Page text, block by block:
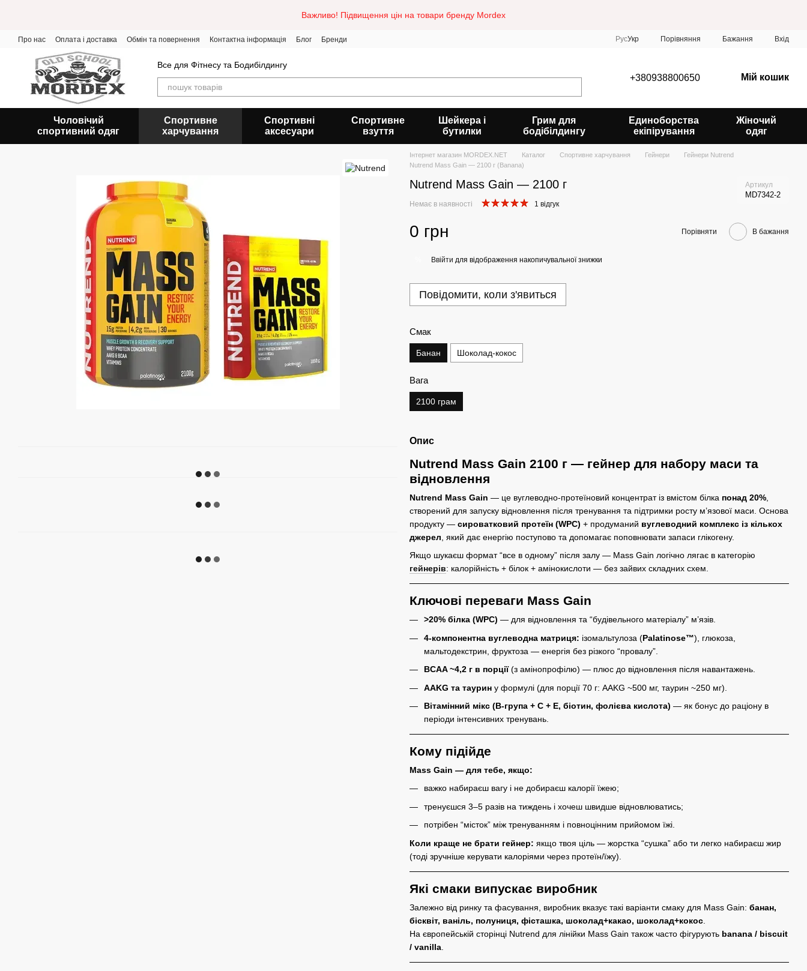
Важливо! Підвищення цін на товари бренду Mordex
Про нас Оплата і доставка Обмін та повернення Контактна інформація Блог Бренди РусУкр Порівняння Бажання Вхід
Все для Фітнесу та Бодибілдингу
+380938800650 Мій кошик
Чоловічий
спортивний одяг
Спортивне
харчування
Спортивні
аксесуари
Спортивне
взуття
Шейкера і
бутилки
Грим для
бодібілдингу
Единоборства
екіпірування
Жіночий
одяг
Інтернет магазин MORDEX.NET Каталог Спортивне харчування Гейнери
Гейнери Nutrend
Nutrend Mass Gain — 2100 г (Banana)
Nutrend Mass Gain — 2100 г Артикул
MD7342-2
Немає в наявності 1 відгук
0 грн Порівняти В бажання
Ввійти для відображення накопичувальної знижки
Повідомити, коли з'явиться
Смак
Банан Шоколад-кокос
Вага
2100 грам
Опис
Nutrend Mass Gain 2100 г — гейнер для набору маси та
відновлення
Nutrend Mass Gain — це вуглеводно-протеїновий концентрат із вмістом білка понад 20%
створений для запуску відновлення після тренування та підтримки росту м’язової маси. Основа
продукту — сироватковий протеїн (WPC) + продуманий вуглеводний комплекс із кількох
джерел , який дає енергію поступово та допомагає поповнювати запаси глікогену.
Якщо шукаєш формат “все в одному” після залу — Mass Gain логічно лягає в категорію
гейнерів: калорійність + білок + амінокислоти — без зайвих складних схем.
Ключові переваги Mass Gain
>20% білка (WPC) — для відновлення та “будівельного матеріалу” м’язів.
4-компонентна вуглеводна матриця: ізомальтулоза (Palatinose™), глюкоза,
мальтодекстрин, фруктоза — енергія без різкого “провалу”.
BCAA ~4,2 г в порції(з амінопрофілю) — плюс до відновлення після навантажень.
AAKG та таурин у формулі (для порції 70 г: AAKG ~500 мг, таурин ~250 мг).
Вітамінний мікс (B-група + C + E, біотин, фолієва кислота) — як бонус до раціону в
періоди інтенсивних тренувань.
Кому підійде
Mass Gain — для тебе, якщо:
важко набираєш вагу і не добираєш калорії їжею;
тренуєшся 3–5 разів на тиждень і хочеш швидше відновлюватись;
потрібен “місток” між тренуванням і повноцінним прийомом їжі.
Коли краще не брати гейнер: якщо твоя ціль — жорстка “сушка” або ти легко набираєш жир
(тоді зручніше керувати калоріями через протеїн/їжу).
Які смаки випускає виробник
Залежно від ринку та фасування, виробник вказує такі варіанти смаку для Mass Gain: банан,
бісквіт, ваніль, полуниця, фісташка, шоколад+какао, шоколад+кокос
На європейській сторінці Nutrend для лінійки Mass Gain також часто фігурують banana / biscuit
/ vanilla